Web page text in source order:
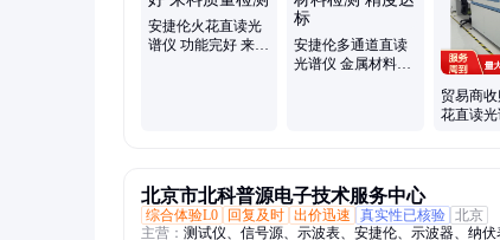
安捷伦火花直读光
谱仪 功能完好 来料
安捷伦多通道直读
光谱仪 金属材料检
贸易商
花直读
北京市北科普源电子技术服务中心
综合体验L0
回复及时 出价迅速 真实性已核验 北京
主营： 测试仪、信号源、示波表、安捷伦、示波器、纳伏